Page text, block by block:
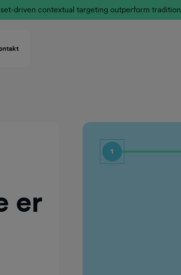
driven contextual targeting outperform
er
1